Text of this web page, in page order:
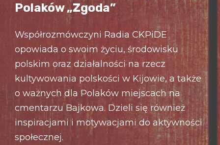
Polaków „Zgoda”
Współrozmówczyni Radia CKPiDE
opowiada o swoim życiu, środowisku
polskim oraz działalności na rzecz
kultywowania polskości w Kijowie, a także
o ważnych dla Polaków miejscach na
cmentarzu Bajkowa. Dzieli się również
inspiracjami i motywacjami do aktywności
społecznej.